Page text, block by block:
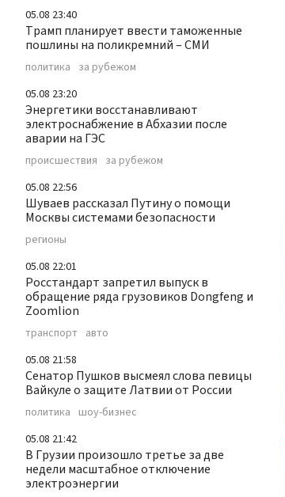
05.08 23:40
Трамп планирует ввести таможенные
пошлины на поликремний – СМИ
политика за рубежом
05.08 23:20
Энергетики восстанавливают
электроснабжение в Абхазии после
аварии на ГЭС
происшествия за рубежом
05.08 22:56
Шуваев рассказал Путину о помощи
Москвы системами безопасности
регионы
05.08 22:01
Росстандарт запретил выпуск в
обращение ряда грузовиков Dongfeng и
Zoomlion
транспорт авто
05.08 21:58
Сенатор Пушков высмеял слова певицы
Вайкуле о защите Латвии от России
политика шоу-бизнес
05.08 21:42
В Грузии произошло третье за две
недели масштабное отключение
электроэнергии